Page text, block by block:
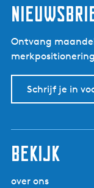
Ontvang
Schrijf je in
Bekijk
over ons